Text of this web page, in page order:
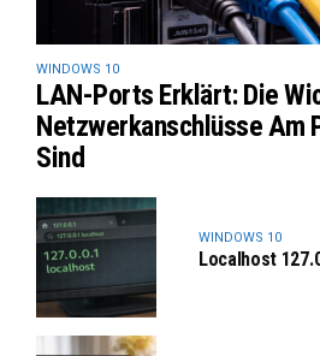
WINDOWS 10
LAN-Ports Erklärt: Die
Netzwerkanschlüsse Am
Sind
WINDOWS 10
Localhost